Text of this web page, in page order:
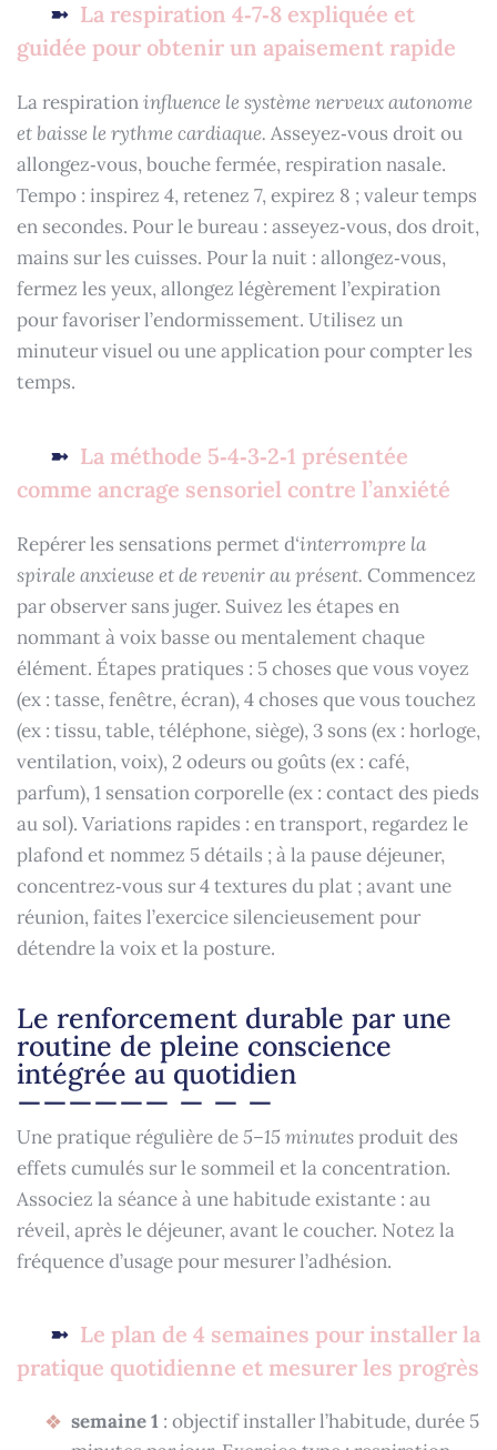
La respiration 4‑7‑8 expliquée et
guidée pour obtenir un apaisement rapide
La respirationinfluence le système nerveux autonome
et baisse le rythme cardiaque. Asseyez‑vous droit ou
allongez‑vous, bouche fermée, respiration nasale.
Tempo : inspirez 4, retenez 7, expirez 8 ; valeur temps
en secondes. Pour le bureau : asseyez‑vous, dos droit,
mains sur les cuisses. Pour la nuit : allongez‑vous,
fermez les yeux, allongez légèrement l’expiration
pour favoriser l’endormissement. Utilisez un
minuteur visuel ou une application pour compter les
temps.
La méthode 5‑4‑3‑2‑1 présentée
comme ancrage sensoriel contre l’anxiété
Repérer les sensations permet d‘interrompre la
spirale anxieuse et de revenir au présent. Commencez
par observer sans juger. Suivez les étapes en
nommant à voix basse ou mentalement chaque
élément. Étapes pratiques : 5 choses que vous voyez
(ex : tasse, fenêtre, écran), 4 choses que vous touchez
(ex : tissu, table, téléphone, siège), 3 sons (ex : horloge,
ventilation, voix), 2 odeurs ou goûts (ex : café,
parfum), 1 sensation corporelle (ex : contact des pieds
au sol). Variations rapides : en transport, regardez le
plafond et nommez 5 détails ; à la pause déjeuner,
concentrez‑vous sur 4 textures du plat ; avant une
réunion, faites l’exercice silencieusement pour
détendre la voix et la posture.
Le renforcement durable par une
routine de pleine conscience
intégrée au quotidien
Une pratique régulière de5–15 minutesproduit des
effets cumulés sur le sommeil et la concentration.
Associez la séance à une habitude existante : au
réveil, après le déjeuner, avant le coucher. Notez la
fréquence d’usage pour mesurer l’adhésion.
Le plan de 4 semaines pour installer la
pratique quotidienne et mesurer les progrès
semaine 1 : objectif installer l’habitude, durée 5